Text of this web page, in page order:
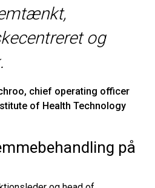
og
chief operating officer
of Health Technology
på